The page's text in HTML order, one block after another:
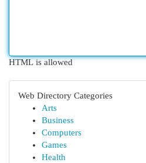
HTML is allowed
Web Directory Categories
Arts
Business
Computers
Games
Health